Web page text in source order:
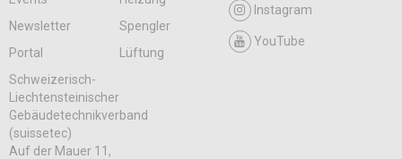
Newsletter
Spengler
Portal
Lüftung
Instagram
YouTube
Schweizerisch-
Liechtensteinischer
Gebäudetechnikverband
(suissetec)
Auf der Mauer 11,